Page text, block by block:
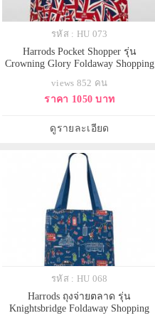
รหัส : HU 073
Harrods Pocket Shopper รุ่น
Crowning Glory Foldaway Shopping
views 852 คน
ราคา 1050 บาท
ดูรายละเอียด
รหัส : HU 068
Harrods ถุงจ่ายตลาด รุ่น
Knightsbridge Foldaway Shopping